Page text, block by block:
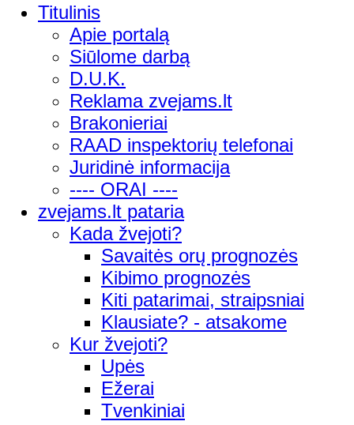
Titulinis
Apie portalą
Siūlome darbą
D.U.K.
Reklama zvejams.lt
Brakonieriai
RAAD inspektorių telefonai
Juridinė informacija
---- ORAI ----
zvejams.lt pataria
Kada žvejoti?
Savaitės orų prognozės
Kibimo prognozės
Kiti patarimai, straipsniai
Klausiate? - atsakome
Kur žvejoti?
Upės
Ežerai
Tvenkiniai